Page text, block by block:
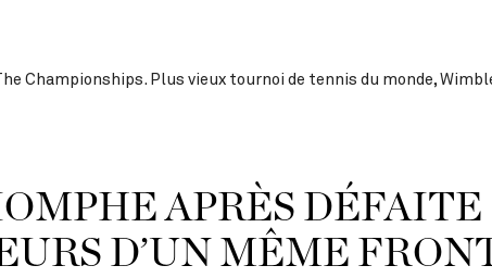
Championships. Plus vieux tournoi de tennis du monde,
APRÈS DÉFAITE
D’UN MÊME